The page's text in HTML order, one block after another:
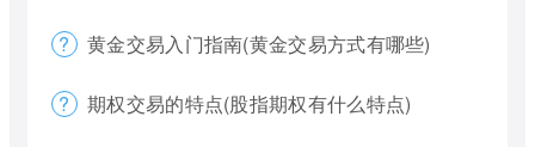
黄金交易入门指南(黄金交易方式有哪些)
期权交易的特点(股指期权有什么特点)